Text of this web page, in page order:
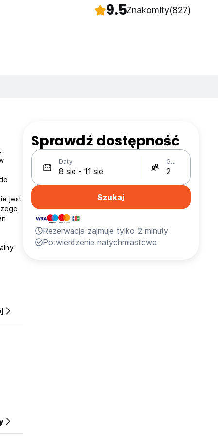
9.5Znakomity(827)
jest
Sprawdź dostępność
Daty Gości
Szukaj
Rezerwacja zajmuje tylko 2 minuty
Potwierdzenie natychmiastowe